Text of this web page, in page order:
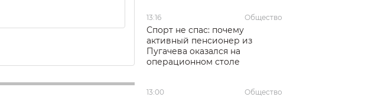
13:16 Общество
Спорт не спас: почему
активный пенсионер из
Пугачева оказался на
операционном столе
13:00 Общество